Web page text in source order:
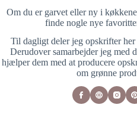
Om du er garvet eller ny i
finde nogle nye
Til dagligt deler jeg opskrifter
Derudover samarbejder jeg med
hjælper dem med at producere
om grønne